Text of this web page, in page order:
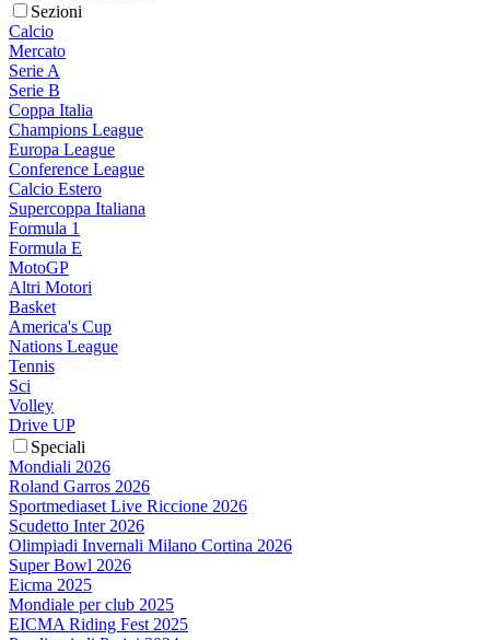
Sezioni
Calcio
Mercato
Serie A
Serie B
Coppa Italia
Champions League
Europa League
Conference League
Calcio Estero
Supercoppa Italiana
Formula 1
Formula E
MotoGP
Altri Motori
Basket
America's Cup
Nations League
Tennis
Sci
Volley
Drive UP
Speciali
Mondiali 2026
Roland Garros 2026
Sportmediaset Live Riccione 2026
Scudetto Inter 2026
Olimpiadi Invernali Milano Cortina 2026
Super Bowl 2026
Eicma 2025
Mondiale per club 2025
EICMA Riding Fest 2025